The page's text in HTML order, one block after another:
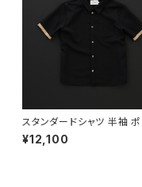
スタンダードシャツ 半袖 ポ
×羊
¥12,100